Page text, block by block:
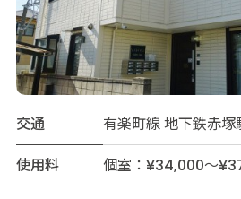
交通
有楽町線 地下鉄赤
使用料
個室：¥34,000～